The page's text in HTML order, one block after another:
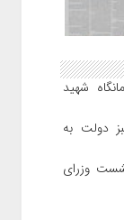
شهید
دولت به
وزرای